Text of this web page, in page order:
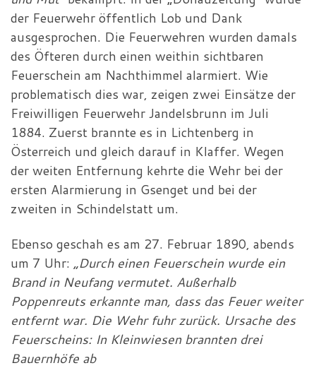
der Feuerwehr öffentlich Lob und Dank
ausgesprochen. Die Feuerwehren wurden damals
des Öfteren durch einen weithin sichtbaren
Feuerschein am Nachthimmel alarmiert. Wie
problematisch dies war, zeigen zwei Einsätze der
Freiwilligen Feuerwehr Jandelsbrunn im Juli
1884. Zuerst brannte es in Lichtenberg in
Österreich und gleich darauf in Klaffer. Wegen
der weiten Entfernung kehrte die Wehr bei der
ersten Alarmierung in Gsenget und bei der
zweiten in Schindelstatt um.
Ebenso geschah es am 27. Februar 1890, abends
um 7 Uhr: „Durch einen Feuerschein wurde ein
Brand in Neufang vermutet. Außerhalb
Poppenreuts erkannte man, dass das Feuer weiter
entfernt war. Die Wehr fuhr zurück. Ursache des
Feuerscheins: In Kleinwiesen brannten drei
Bauernhöfe ab